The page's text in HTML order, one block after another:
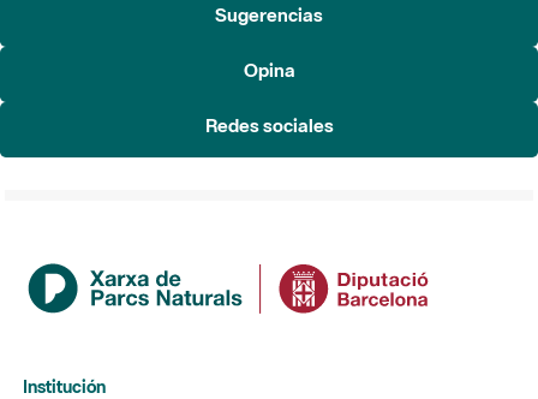
Sugerencias
Opina
Redes sociales
Institución